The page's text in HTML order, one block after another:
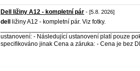
Dell ližiny A12 - kompletní pár - [5.8. 2026]
dell
ližiny A12 - kompletní pár. Viz fotky.
ustanovení: - Následující ustanovení platí pouze
specifikováno jinak Cena a záruka: - Cena je bez